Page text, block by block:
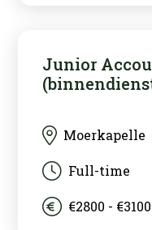
Junior
Moerkapelle
Full-time
€2800 - €3100